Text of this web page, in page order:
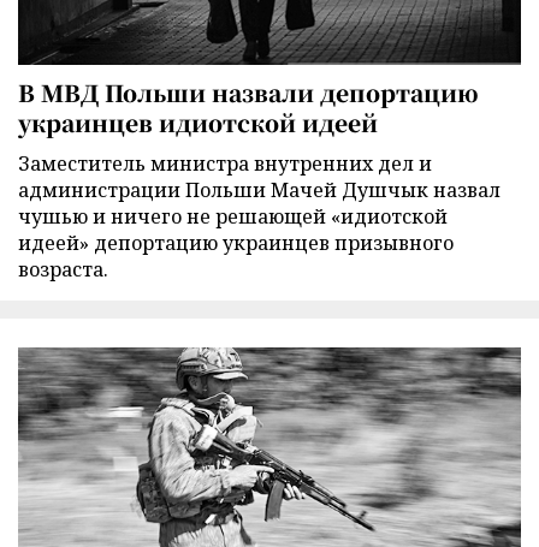
В МВД Польши назвали депортацию
украинцев идиотской идеей
Заместитель министра внутренних дел и
администрации Польши Мачей Душчык назвал
чушью и ничего не решающей «идиотской
идеей» депортацию украинцев призывного
возраста.